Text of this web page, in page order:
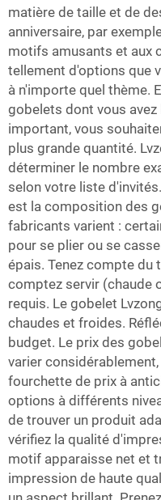
matière de taille et de
anniversaire, par
motifs amusants et aux
tellement d'options que
à n'importe quel thème.
gobelets dont vous avez
important, vous
plus grande quantité.
déterminer le nombre
selon votre liste
est la composition des
fabricants varient :
pour se plier ou se
épais. Tenez compte du
comptez servir (chaude
requis. Le gobelet
chaudes et froides.
budget. Le prix des
varier
fourchette de prix à
options à différents
de trouver un produit
vérifiez la qualité
motif apparaisse net et
impression de haute